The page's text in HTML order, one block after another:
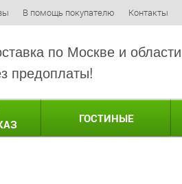
В помощь покупателю Контакты
по Москве и области
предоплаты!
ГОСТИНЫЕ